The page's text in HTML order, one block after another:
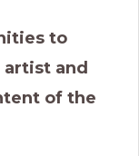
to
and
of the